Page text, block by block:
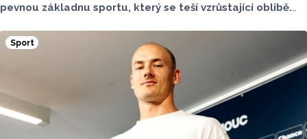
pevnou základnu sportu, který se teší vzrůstající oblibě.
vybudovat vlastní zázemí - to je olomoucký hokejbal.
O tom, jak vznikal klub od nuly, proč je důležitější kolektiv
než výsledky a co podle nich dnes děti skutečně motivuje
ke sportu, promluvili v rozhovoru pro Report předseda
klubu a trenér mládeže Petr Hanák a trenér přípravky
Tomáš Martinek.
Sport